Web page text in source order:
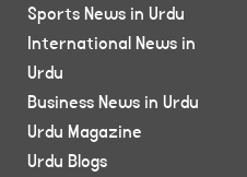
Sports News in Urdu
International News in
Urdu
Business News in Urdu
Urdu Magazine
Urdu Blogs